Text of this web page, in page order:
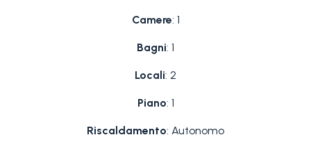
Camere: 1
Bagni: 1
Locali: 2
Piano: 1
Riscaldamento: Autonomo